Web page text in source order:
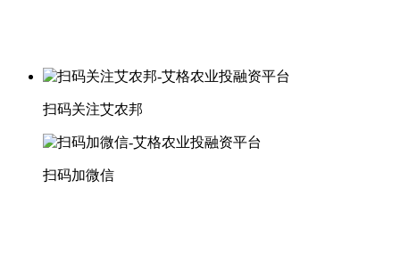
扫码关注艾农邦
扫码加微信